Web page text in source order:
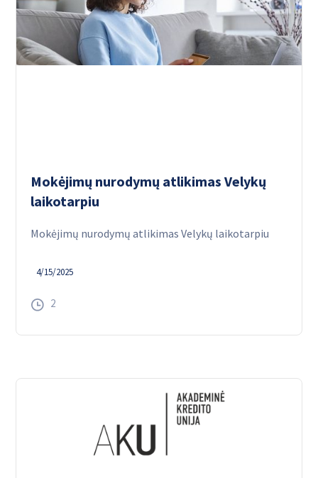
Mokėjimų nurodymų atlikimas Velykų
laikotarpiu
Mokėjimų nurodymų atlikimas Velykų laikotarpiu
4/15/2025
2